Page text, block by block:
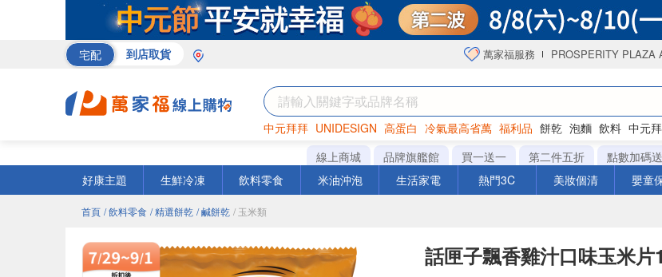
宅配 到店取貨 萬家福服務 PROSPERITY PLAZA
中元拜拜 UNIDESIGN 高蛋白 冷氣最高省萬 福利品 餅乾 泡麵 飲料 中元
罐頭 咖啡 海苔
線上商城 品牌旗艦館 買一送一 第二件五折 點數加碼送
好康主題
生鮮冷凍 飲料零食 米油沖泡 生活家電 熱門3C 美妝個清 嬰童
首頁 / 飲料零食 / 精選餅乾 / 鹹餅乾 / 玉米類
話匣子飄香雞汁口味玉米片